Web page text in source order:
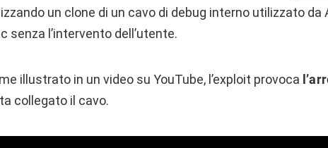
un clone di un cavo di debug interno utilizzato da
senza l’intervento dell’utente.
illustrato in un video su YouTube, l’exploit provoca
collegato il cavo.